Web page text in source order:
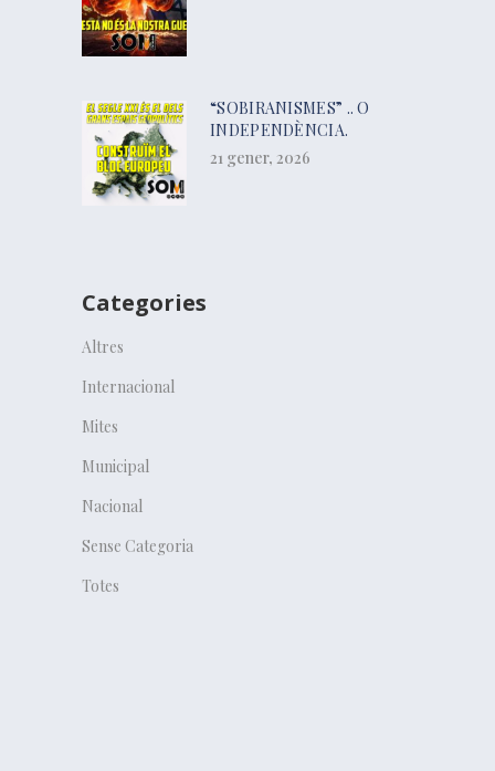
“SOBIRANISMES” .. O
INDEPENDÈNCIA.
21 gener, 2026
Categories
Altres
Internacional
Mites
Municipal
Nacional
Sense Categoria
Totes